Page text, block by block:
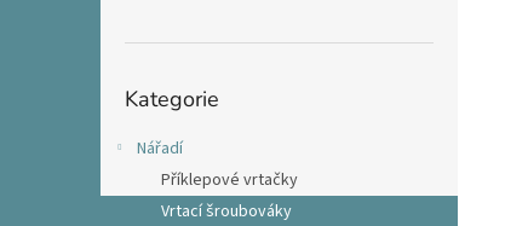
kategorie
Kategorie
Nářadí
Příklepové vrtačky
Vrtací šroubováky